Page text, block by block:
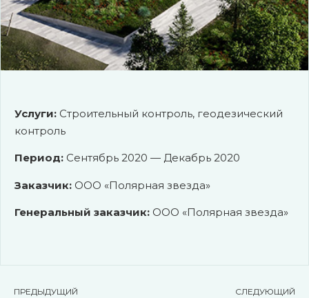
Услуги: Строительный контроль, геодезический
контроль
Период: Сентябрь 2020 — Декабрь 2020
Заказчик: ООО «Полярная звезда»
Генеральный заказчик: ООО «Полярная звезда»
ПРЕДЫДУЩИЙ СЛЕДУЮЩИЙ